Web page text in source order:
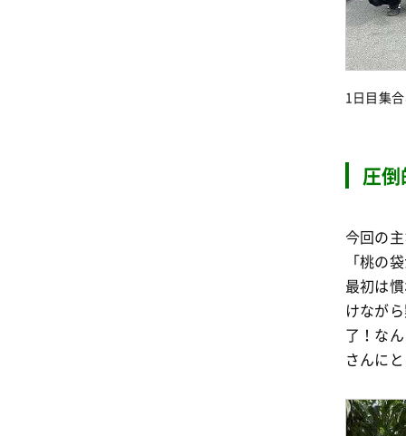
1日目集
圧
今回の
「桃の
最初は
けなが
了！な
さんに